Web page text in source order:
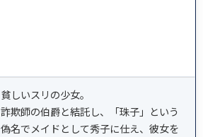
貧しいスリの少女。
詐欺師の伯爵と結託し、「珠子」という
偽名でメイドとして秀子に仕え、彼女を